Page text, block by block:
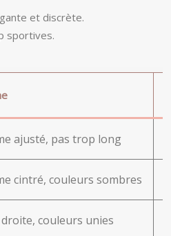
et discrète.
sportives.
ajusté, pas trop long
cintré, couleurs sombres
couleurs unies